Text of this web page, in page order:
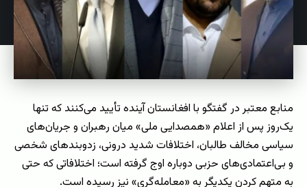
منابع معتبر در گفتگو با افغانستان آینده تأیید می‌کنند که تنها
یک‌روز پس از اعلام «همصدایی ملی» میان رهبران و جریان‌های
سیاسی مخالف طالبان، اختلافات شدید درونی، زدوبندهای شخصی
و بی‌اعتمادی‌های حزبی دوباره اوج گرفته است؛ اختلافاتی که حتی
به متهم کردن یکدیگر به «معامله‌گری» نیز رسیده است.